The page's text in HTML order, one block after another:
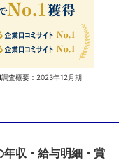
査概要：2023年12月期
年収・給与明細・賞